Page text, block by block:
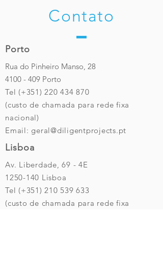
Contato
Porto
Rua do Pinheiro Manso, 28
4100 - 409 Porto
Tel (+351)220 434 870
(custo de chamada para rede fixa
nacional)
Email: geral@diligentprojects.pt
Lisboa
Av. Liberdade, 69 - 4E
1250-140 Lisboa
Tel (+351)210 539 633
(custo de chamada para rede fixa